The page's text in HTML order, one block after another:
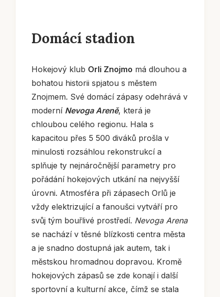
Domácí stadion
Hokejový klub Orli Znojmo má dlouhou a
bohatou historii spjatou s městem
Znojmem. Své domácí zápasy odehrává v
moderní Nevoga Areně, která je
chloubou celého regionu. Hala s
kapacitou přes 5 500 diváků prošla v
minulosti rozsáhlou rekonstrukcí a
splňuje ty nejnáročnější parametry pro
pořádání hokejových utkání na nejvyšší
úrovni. Atmosféra při zápasech Orlů je
vždy elektrizující a fanoušci vytváří pro
svůj tým bouřlivé prostředí. Nevoga Arena
se nachází v těsné blízkosti centra města
a je snadno dostupná jak autem, tak i
městskou hromadnou dopravou. Kromě
hokejových zápasů se zde konají i další
sportovní a kulturní akce, čímž se stala